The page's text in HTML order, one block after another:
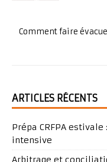
Comment faire
ARTICLES RÉCENTS
Prépa CRFPA
intensive
Arbitrage et